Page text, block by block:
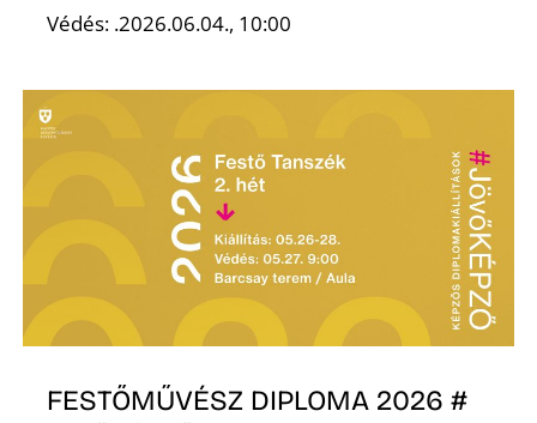
Védés: .2026.06.04., 10:00
FESTŐMŰVÉSZ DIPLOMA 2026 #